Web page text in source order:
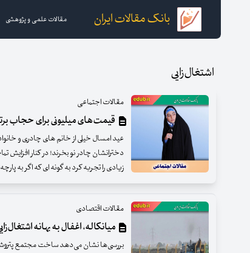
بانک مقالات ایران مقالات علمی و پژوهشی
اشتغال‌زایی
مقالات اجتماعی
قیمت‌های میلیونی برای حجاب
عید امسال خیلی از خانم های چادری و
دخترانشان چادر نو بخرند! در کنار
زیادی را تجربه کرد به گونه ای که اگر به
مقالات اقتصادی
میانکاله، اغفال به بهانه
بررسی‌ها نشان می‌دهد ساخت مجتمع